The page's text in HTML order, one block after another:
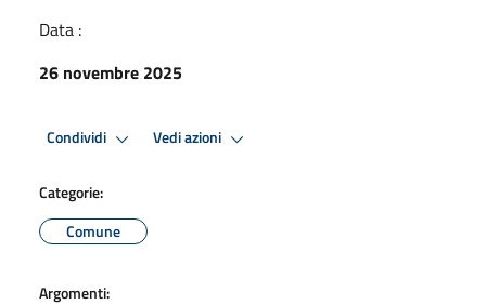
Data :
26 novembre 2025
Condividi Vedi azioni
Categorie:
Comune
Argomenti: